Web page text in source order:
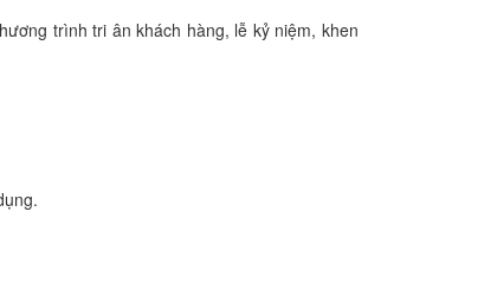
trình tri ân khách hàng, lễ kỷ niệm, khen